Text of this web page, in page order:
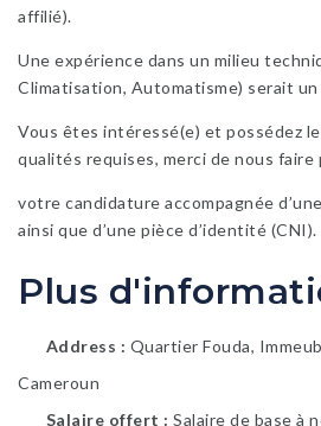
affilié).
Une expérience dans un milieu
Climatisation, Automatisme) serait
Vous êtes intéressé(e) et possédez
qualités requises, merci de nous faire
votre candidature accompagnée
ainsi que d’une pièce d’identité (CNI).
Plus
Address
Quartier Fouda,
Cameroun
Salaire offert
Salaire de base à